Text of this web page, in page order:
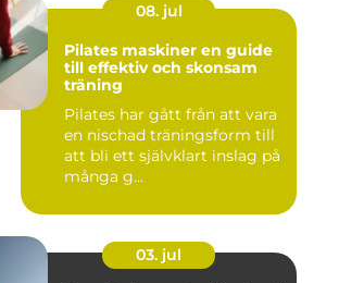
08. jul
Pilates maskiner en guide
till effektiv och skonsam
träning
Pilates har gått från att vara
en nischad träningsform till
att bli ett självklart inslag på
många g...
03. jul